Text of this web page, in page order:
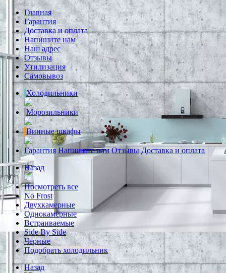
Главная
Гарантия
Доставка и оплата
Напишите нам
Наш адрес
Отзывы
Утилизация
Самовывоз
Холодильники
Морозильники
Винные шкафы
Гарантия Напишите нам Отзывы Доставка и оплата
Назад
Посмотреть все
No Frost
Двухкамерные
Однокамерные
Встраиваемые
Side By Side
Черные
Подобрать холодильник
Назад